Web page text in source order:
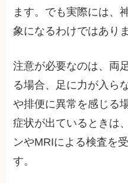
ます。でも実際には、
象になるわけではあり
注意が必要なのは、両
る場合、足に力が入ら
や排便に異常を感じる
症状が出ているときは
ンやMRIによる検査を
す。